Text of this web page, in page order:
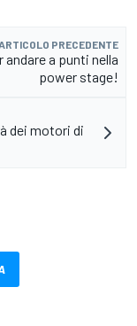
PRECEDENTE
a punti nella
power stage!
dei motori di